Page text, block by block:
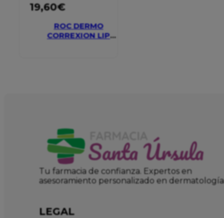
19,60€
ROC DERMO
CORREXION LIP
Tu farmacia de confianza. Expertos en
asesoramiento personalizado en dermatología
LEGAL